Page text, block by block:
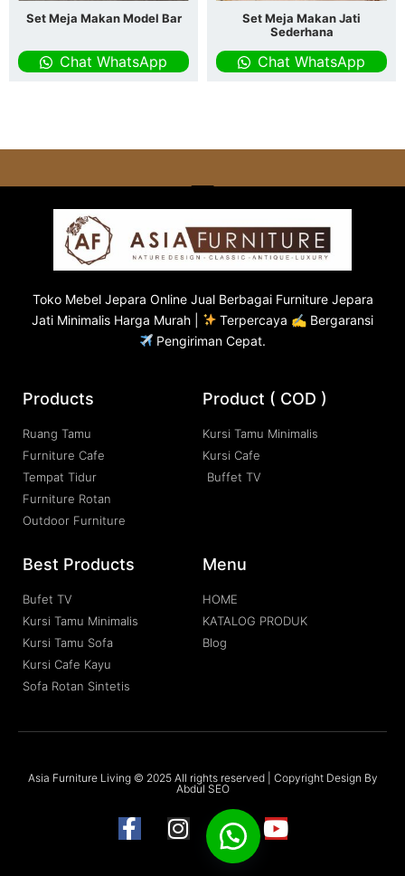
Set Meja Makan Model Bar
Chat WhatsApp
Set Meja Makan Jati
Sederhana
Chat WhatsApp
Toko Mebel Jepara Online Jual Berbagai Furniture Jepara
Jati Minimalis Harga Murah |
Terpercaya ✍ Bergaransi
Pengiriman Cepat.
Products
Ruang Tamu
Furniture Cafe
Tempat Tidur
Furniture Rotan
Outdoor Furniture
Product ( COD )
Kursi Tamu Minimalis
Kursi Cafe
Buffet TV
Best Products
Bufet TV
Kursi Tamu Minimalis
Kursi Tamu Sofa
Kursi Cafe Kayu
Sofa Rotan Sintetis
Menu
HOME
KATALOG PRODUK
Blog
Asia Furniture Living © 2025 All rights reserved | Copyright Design By
Abdul SEO